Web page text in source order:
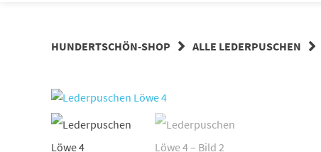
HUNDERTSCHÖN-SHOP ALLE LEDERPUSCHEN